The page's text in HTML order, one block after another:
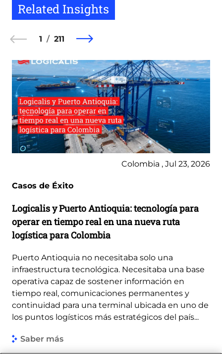
Related Insights
1 211
Colombia , Jul 23, 2026
Casos de Éxito
Logicalis y Puerto Antioquia: tecnología para
operar en tiempo real en una nueva ruta
logística para Colombia
Puerto Antioquia no necesitaba solo una
infraestructura tecnológica. Necesitaba una base
operativa capaz de sostener información en
tiempo real, comunicaciones permanentes y
continuidad para una terminal ubicada en uno de
los puntos logísticos más estratégicos del país...
Saber más